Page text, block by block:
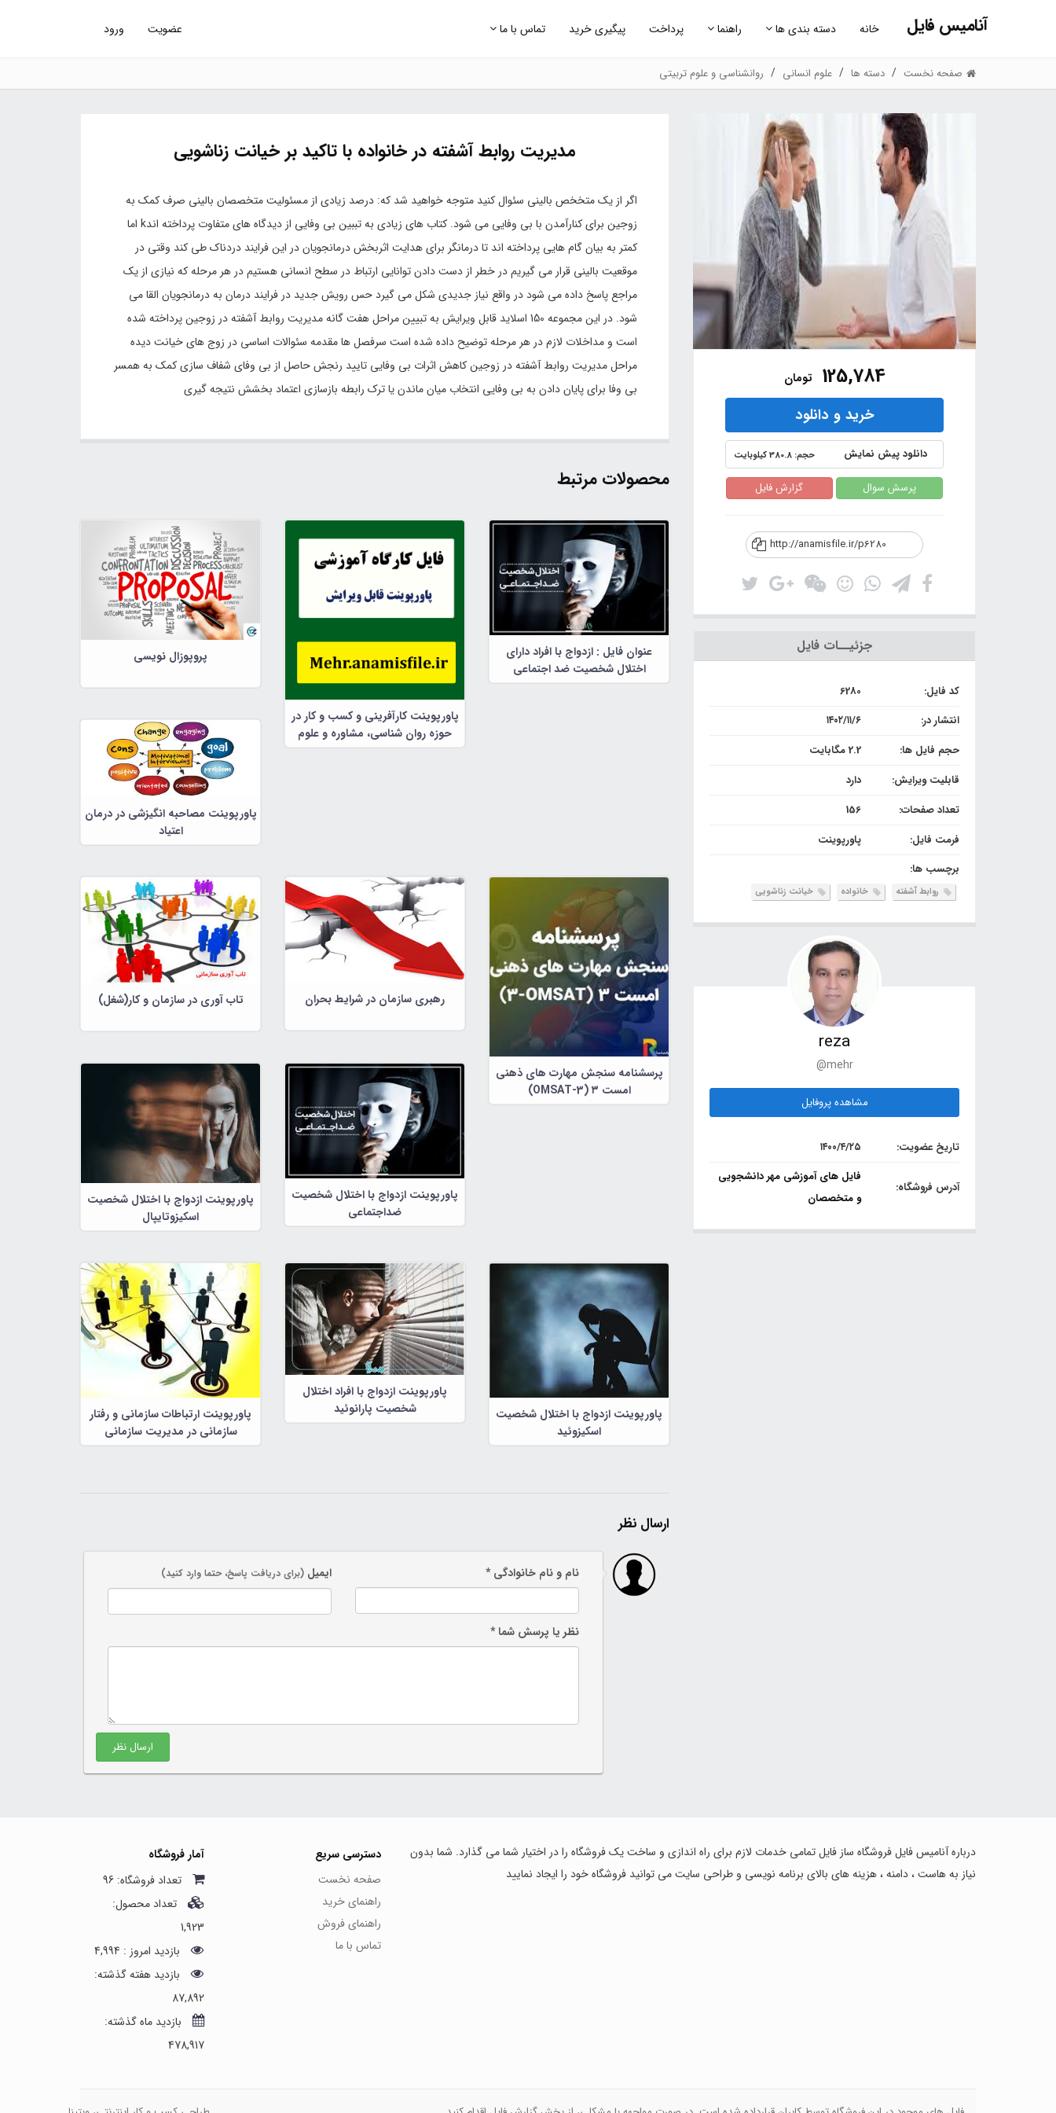
آنامیس فایل خانه دسته بندی ها راهنما پرداخت پیگیری خرید تماس با ما عضویت ورود
صفحه نخست دسته ها علوم انسانی روانشناسی و علوم تربیتی
125,784 تومان
خرید و دانلود
دانلود پیش نمایش حجم: 380.8 کیلوبایت
پرسش سوال گزارش فایل
http://anamisfile.ir/p6280
جزئیــات فایل
کد فایل:
6280
انتشار در:
۱۴۰۲/۱۱/۶
حجم فایل ها:
2.2 مگابایت
قابلیت ویرایش:
دارد
تعداد صفحات:
156
فرمت فایل:
پاورپوینت
برچسب ها:
روابط آشفته خانواده خیانت زناشویی
reza
@mehr
مشاهده پروفایل
تاریخ عضویت: ۱۴۰۰/۴/۲۵
آدرس فروشگاه:
فایل های آموزشی مهر دانشجویی
و متخصصان
مدیریت روابط آشفته در خانواده با تاکید بر خیانت زناشویی
اگر از یک متخخص بالینی سئوال کنید متوجه خواهید شد که: درصد زیادی از مسئولیت متخصصان بالینی صرف کمک به
زوجین برای کنارآمدن با بی وفایی می شود. کتاب های زیادی به تببین بی وفایی از دیدگاه های متفاوت پرداخته اندk اما
کمتر به بیان گام هایی پرداخته اند تا درمانگر برای هدایت اثربخش درمانجویان در این فرایند دردناک طی کند وقتی در
موقعیت بالینی قرار می گیریم در خطر از دست دادن توانایی ارتباط در سطح انسانی هستیم در هر مرحله که نیازی از یک
مراجع پاسخ داده می شود در واقع نیاز جدیدی شکل می گیرد حس رویش جدید در فرایند درمان به درمانجویان القا می
شود. در این مجموعه 150 اسلاید قابل ویرایش به تبیین مراحل هفت گانه مدیریت روابط آشفته در زوجین پرداخته شده
است و مداخلات لازم در هر مرحله توضیح داده شده است سرفصل ها مقدمه سئوالات اساسی در زوج های خیانت دیده
مراحل مدیریت روابط آشفته در زوجین کاهش اثرات بی وفایی تایید رنجش حاصل از بی وفای شفاف سازی کمک به همسر
بی وفا برای پایان دادن به بی وفایی انتخاب میان ماندن یا ترک رابطه بازسازی اعتماد بخشش نتیجه گیری
محصولات مرتبط
عنوان فایل : ازدواج با افراد دارای
اختلال شخصیت ضد اجتماعی
پاورپوینت کارآفرینی و کسب و کار در
حوزه روان شناسی، مشاوره و علوم
تربیتی
پروپوزال نویسی
پاورپوینت مصاحبه انگیزشی در درمان
اعتیاد
پرسشنامه سنجش مهارت های ذهنی
امست ۳ (OMSAT-3)
رهبری سازمان در شرایط بحران تاب آوری در سازمان و کار(شغل)
پاورپوینت ازدواج با اختلال شخصیت
ضداجتماعی
پاورپوینت ازدواج با اختلال شخصیت
اسکیزوتایپال
پاورپوینت ازدواج با اختلال شخصیت
اسکیزوئید
پاورپوینت ازدواج با افراد اختلال
شخصیت پارانوئید
پاورپوینت ارتباطات سازمانی و رفتار
سازمانی در مدیریت سازمانی
ارسال نظر
نام و نام خانوادگی * ایمیل (برای دریافت پاسخ، حتما وارد کنید)
نظر یا پرسش شما *
ارسال نظر
درباره آنامیس فایل فروشگاه ساز فایل تمامی خدمات لازم برای راه اندازی و ساخت یک فروشگاه را در اختیار شما می گذارد. شما بدون
نیاز به هاست ، دامنه ، هزینه های بالای برنامه نویسی و طراحی سایت می توانید فروشگاه خود را ایجاد نمایید
دسترسی سریع
صفحه نخست
راهنمای خرید
راهنمای فروش
تماس با ما
آمار فروشگاه
تعداد فروشگاه: 96
تعداد محصول:
1,923
بازدید امروز : 4,994
بازدید هفته گذشته:
87,892
بازدید ماه گذشته:
478,917